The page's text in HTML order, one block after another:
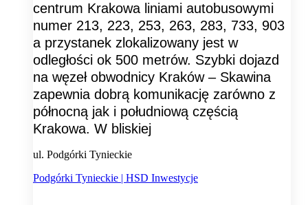
centrum Krakowa liniami autobusowymi
numer 213, 223, 253, 263, 283, 733, 903
a przystanek zlokalizowany jest w
odległości ok 500 metrów. Szybki dojazd
na węzeł obwodnicy Kraków – Skawina
zapewnia dobrą komunikację zarówno z
północną jak i południową częścią
Krakowa. W bliskiej
ul. Podgórki Tynieckie
Podgórki Tynieckie | HSD Inwestycje